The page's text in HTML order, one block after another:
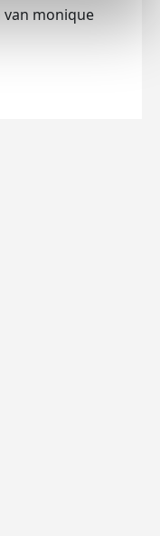
monique